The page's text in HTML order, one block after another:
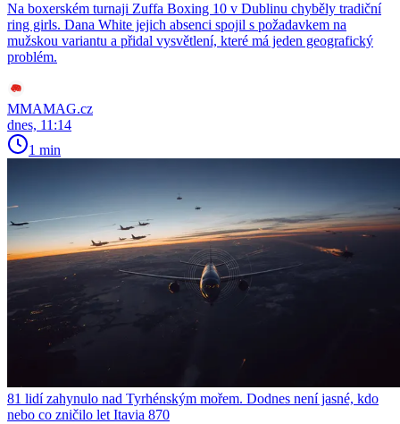
Na boxerském turnaji Zuffa Boxing 10 v Dublinu chyběly tradiční
ring girls. Dana White jejich absenci spojil s požadavkem na
mužskou variantu a přidal vysvětlení, které má jeden geografický
problém.
MMAMAG.cz
dnes, 11:14
1 min
81 lidí zahynulo nad Tyrhénským mořem. Dodnes není jasné, kdo
nebo co zničilo let Itavia 870